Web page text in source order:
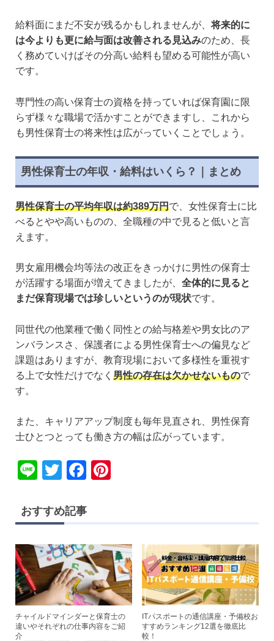
給料面にまだ不安が残るかもしれませんが、将来的に
は今よりも更に給与面は改善される見込みのため、長
く務めていけばその分高い給料も望める可能性が高い
です。
専門性の高い保育士の資格を持っていれば保育園に限
らず様々な職場で活かすことができますし、これから
も男性保育士の将来性は広がっていくことでしょう。
男性保育士の年収・給料はいくら？｜まとめ
男性保育士の平均年収は約389万円で、女性保育士に比
べるとやや高いものの、全職種の中で見ると低いと言
えます。
男女雇用機会均等法の改正をきっかけに男性の保育士
が活躍する場面が増えてきましたが、 全体的に見ると
まだ保育現場では珍しいというのが現状です。
同世代の他業種で働く同性との給与格差や男女比のア
ンバランスさ、保護者による男性保育士への偏見など
課題はありますが、教育現場において多様性を重視す
る上で女性だけでなく 男性の存在は欠かせないもので
す。
また、キャリアアップ制度も毎年見直され、男性保育
士ひとつとっても働き方の幅は広がっています。
Li
e
T
tt
er
F
c
b
o
o
k
st
おすすめ記事
チャイルドマインダーと保育士の
違いやそれぞれの仕事内容をご紹
介
ITパスポートの通信講座・予備校お
すすめランキング12選を徹底比
較！